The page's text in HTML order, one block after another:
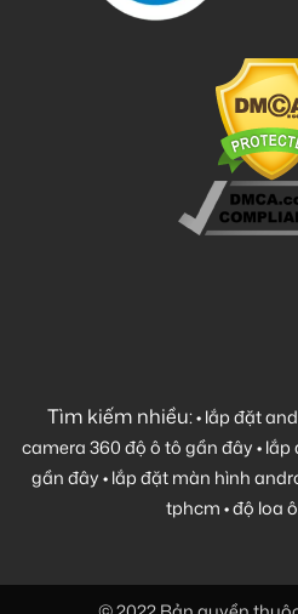
Tìm kiếm nhiều:•lắp đặt
camera 360 độ ô tô gần đây•lắp
gần đây•lắp đặt màn hình
tphcm•độ loa